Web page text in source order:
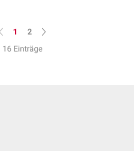
1
2
16 Einträge